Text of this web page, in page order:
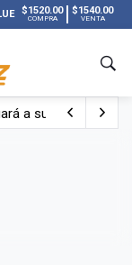
$1520.00
COMPRA
$1540.00
VENTA
a su embajador